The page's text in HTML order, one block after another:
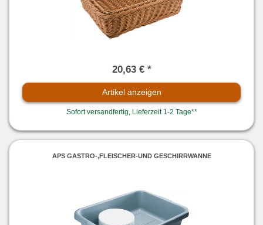
20,63 € *
Artikel anzeigen
Sofort versandfertig, Lieferzeit 1-2 Tage**
APS GASTRO-,FLEISCHER-UND GESCHIRRWANNE